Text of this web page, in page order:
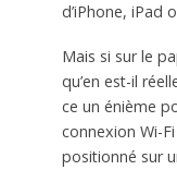
d’iPhone, iPad
Mais si sur le
qu’en est-il
ce un énième
connexion Wi-
positionné sur